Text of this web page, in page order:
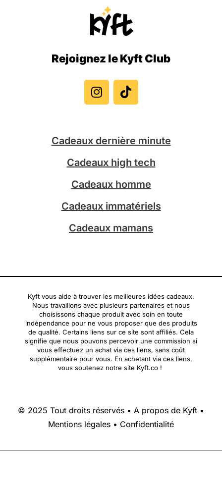
Rejoignez le Kyft Club
n
s
t
r
a
m
i
k
t
Cadeaux dernière minute
Cadeaux high tech
Cadeaux homme
Cadeaux immatériels
Cadeaux mamans
Kyft vous aide à trouver les meilleures idées cadeaux.
Nous travaillons avec plusieurs partenaires et nous
choisissons chaque produit avec soin en toute
indépendance pour ne vous proposer que des produits
de qualité. Certains liens sur ce site sont affiliés. Cela
signifie que nous pouvons percevoir une commission si
vous effectuez un achat via ces liens, sans coût
supplémentaire pour vous. En achetant via ces liens,
vous soutenez notre site Kyft.co !
© 2025 Tout droits réservés • A propos de Kyft •
Mentions légales • Confidentialité